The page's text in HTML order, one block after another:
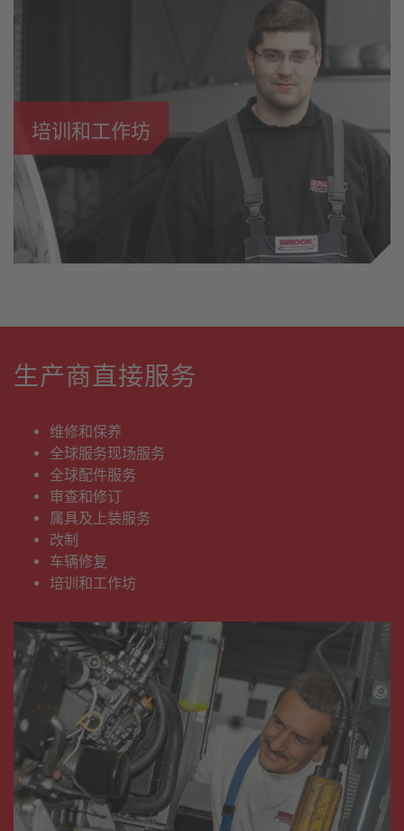
培训和工作坊
生产商直接服务
维修和保养
全球服务现场服务
全球配件服务
审查和修订
属具及上装服务
改制
车辆修复
培训和工作坊